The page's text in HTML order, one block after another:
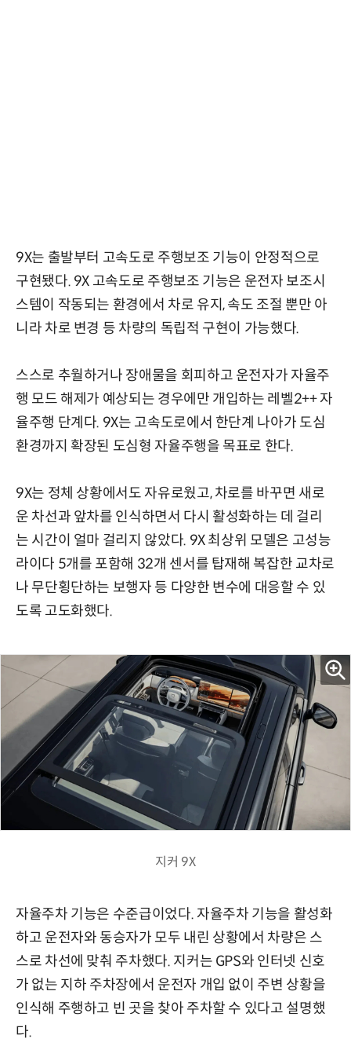
9X는 출발부터 고속도로 주행보조 기능이 안정적으로
구현됐다. 9X 고속도로 주행보조 기능은 운전자 보조시
스템이 작동되는 환경에서 차로 유지, 속도 조절 뿐만 아
니라 차로 변경 등 차량의 독립적 구현이 가능했다.
스스로 추월하거나 장애물을 회피하고 운전자가 자율주
행 모드 해제가 예상되는 경우에만 개입하는 레벨2++ 자
율주행 단계다. 9X는 고속도로에서 한단계 나아가 도심
환경까지 확장된 도심형 자율주행을 목표로 한다.
9X는 정체 상황에서도 자유로웠고, 차로를 바꾸면 새로
운 차선과 앞차를 인식하면서 다시 활성화하는 데 걸리
는 시간이 얼마 걸리지 않았다. 9X 최상위 모델은 고성능
라이다 5개를 포함해 32개 센서를 탑재해 복잡한 교차로
나 무단횡단하는 보행자 등 다양한 변수에 대응할 수 있
도록 고도화했다.
지커 9X
자율주차 기능은 수준급이었다. 자율주차 기능을 활성화
하고 운전자와 동승자가 모두 내린 상황에서 차량은 스
스로 차선에 맞춰 주차했다. 지커는 GPS와 인터넷 신호
가 없는 지하 주차장에서 운전자 개입 없이 주변 상황을
인식해 주행하고 빈 곳을 찾아 주차할 수 있다고 설명했
다.